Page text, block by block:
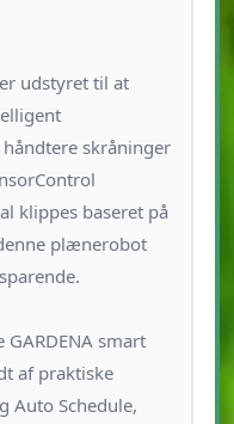
udstyret til at
skråninger
klippes baseret på
plænerobot
smart
af praktiske
Auto Schedule,